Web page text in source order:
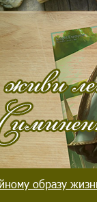
образу